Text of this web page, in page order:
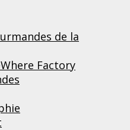
de la
Factory